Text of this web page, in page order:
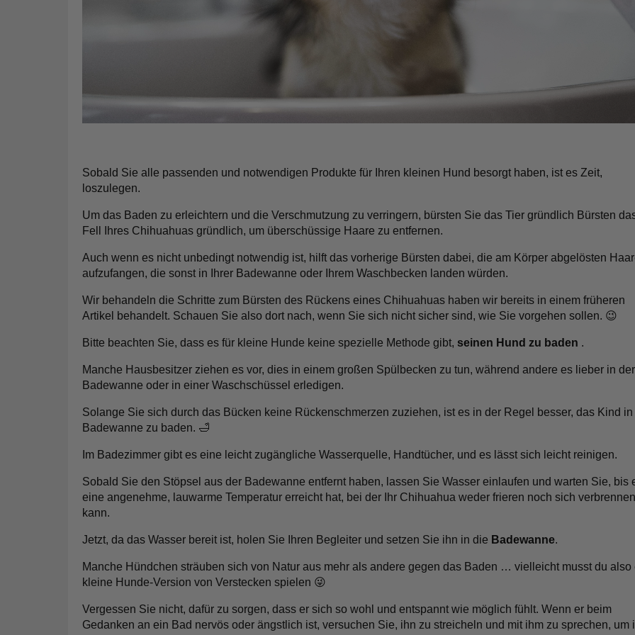
Sobald Sie alle passenden und notwendigen Produkte für Ihren kleinen Hund besorgt haben, ist es Zeit,
loszulegen.
Um das Baden zu erleichtern und die Verschmutzung zu verringern, bürsten Sie das Tier gründlich Bürsten
Fell Ihres Chihuahuas gründlich, um überschüssige Haare zu entfernen.
Auch wenn es nicht unbedingt notwendig ist, hilft das vorherige Bürsten dabei, die am Körper abgelösten
aufzufangen, die sonst in Ihrer Badewanne oder Ihrem Waschbecken landen würden.
Wir behandeln die Schritte zum Bürsten des Rückens eines Chihuahuas haben wir bereits in einem früheren
Artikel behandelt. Schauen Sie also dort nach, wenn Sie sich nicht sicher sind, wie Sie vorgehen sollen. 😉
Bitte beachten Sie, dass es für kleine Hunde keine spezielle Methode gibt, seinen Hund zu baden .
Manche Hausbesitzer ziehen es vor, dies in einem großen Spülbecken zu tun, während andere es lieber in der
Badewanne oder in einer Waschschüssel erledigen.
Solange Sie sich durch das Bücken keine Rückenschmerzen zuziehen, ist es in der Regel besser, das Kind in
Badewanne zu baden. 🛁
Im Badezimmer gibt es eine leicht zugängliche Wasserquelle, Handtücher, und es lässt sich leicht reinigen.
Sobald Sie den Stöpsel aus der Badewanne entfernt haben, lassen Sie Wasser einlaufen und warten Sie, bis
eine angenehme, lauwarme Temperatur erreicht hat, bei der Ihr Chihuahua weder frieren noch sich verbrennen
kann.
Jetzt, da das Wasser bereit ist, holen Sie Ihren Begleiter und setzen Sie ihn in die Badewanne.
Manche Hündchen sträuben sich von Natur aus mehr als andere gegen das Baden … vielleicht musst du also
kleine Hunde-Version von Verstecken spielen 😜
Vergessen Sie nicht, dafür zu sorgen, dass er sich so wohl und entspannt wie möglich fühlt. Wenn er beim
Gedanken an ein Bad nervös oder ängstlich ist, versuchen Sie, ihn zu streicheln und mit ihm zu sprechen, um